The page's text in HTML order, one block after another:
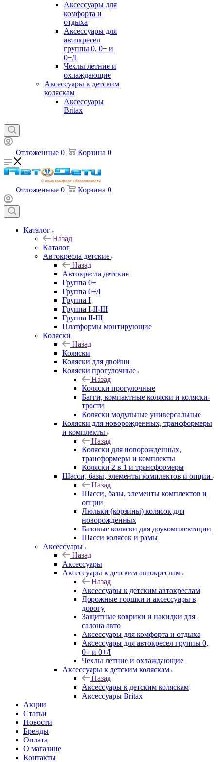
Аксессуары для
комфорта и
отдыха
Аксессуары для
автокресел
группы 0, 0+ и
0+/I
Чехлы летние и
охлаждающие
Аксессуары к детским
коляскам
Аксессуары
Britax
Отложенные 0 Корзина 0
Отложенные 0 Корзина 0
Каталог
Назад
Каталог
Автокресла детские
Назад
Автокресла детские
Группа 0+
Группа 0+/I
Группа I
Группа I-II-III
Группа II-III
Платформы монтирующие
Коляски
Назад
Коляски
Коляски для двойни
Коляски прогулочные
Назад
Коляски прогулочные
Багги, компактные коляски и коляски-
трости
Коляски модульные универсальные
Коляски для новорожденных, трансформеры
и комплекты
Назад
Коляски для новорожденных,
трансформеры и комплекты
Коляски 2 в 1 и трансформеры
Шасси, базы, элементы комплектов и опции
Назад
Шасси, базы, элементы комплектов и
опции
Люльки (корзины) колясок для
новорожденных
Базовые коляски для доукомплектации
Шасси колясок и рамы
Аксессуары
Назад
Аксессуары
Аксессуары к детским автокреслам
Назад
Аксессуары к детским автокреслам
Дорожные горшки и аксессуары в
дорогу
Защитные коврики и накидки для
салона авто
Аксессуары для комфорта и отдыха
Аксессуары для автокресел группы 0,
0+ и 0+/I
Чехлы летние и охлаждающие
Аксессуары к детским коляскам
Назад
Аксессуары к детским коляскам
Аксессуары Britax
Акции
Статьи
Новости
Бренды
Оплата
О магазине
Контакты